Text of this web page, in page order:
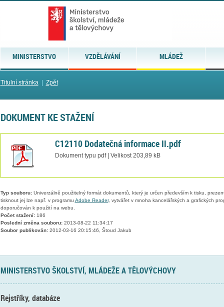
MINISTERSTVO VZDĚLÁVÁNÍ MLÁDEŽ
Titulní stránka| Zpět
DOKUMENT KE STAŽENÍ
C12110 Dodatečná informace II.pdf
Dokument typu pdf | Velikost 203,89 kB
Typ souboru:Univerzálně použitelný formát dokumentů, který je určen především k tisku,
tisknout jej lze např. v programu Adobe Reader, vytvářet v mnoha kancelářských a grafických
doporučován k použití na webu.
Počet stažení:186
Poslední změna souboru:2013-08-22 11:34:17
Soubor publikován:2012-03-16 20:15:46, Štoud Jakub
MINISTERSTVO ŠKOLSTVÍ, MLÁDEŽE A TĚLOVÝCHOVY
Rejstříky, databáze